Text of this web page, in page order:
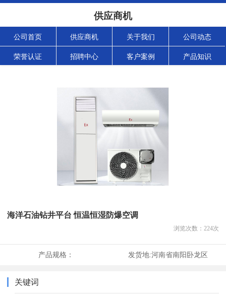
供应商机
公司首页 供应商机 关于我们 公司动态
荣誉认证 招聘中心 客户案例 产品知识
海洋石油钻井平台 恒温恒湿防爆空调
浏览次数： 224次
产品规格： 发货地:河南省南阳卧龙区
关键词